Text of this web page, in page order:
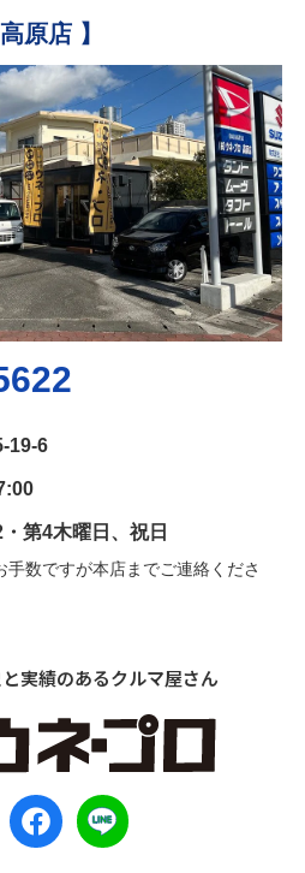
実績のあるクルマ屋さん
F
a
L
I
高原店 】
19-6
第4木曜日、祝日
数ですが本店までご連絡くださ